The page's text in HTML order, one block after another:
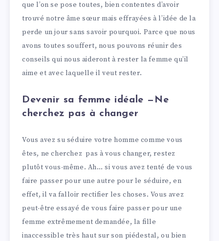
que l’on se pose toutes, bien contentes d’avoir
trouvé notre âme sœur mais effrayées à l’idée de la
perde un jour sans savoir pourquoi. Parce que nous
avons toutes souffert, nous pouvons réunir des
conseils qui nous aideront à rester la femme qu’il
aime et avec laquelle il veut rester.
Devenir sa femme idéale —Ne
cherchez pas à changer
Vous avez su séduire votre homme comme vous
êtes, ne cherchez pas à vous changer, restez
plutôt vous-même. Ah… si vous avez tenté de vous
faire passer pour une autre pour le séduire, en
effet, il va falloir rectifier les choses. Vous avez
peut-être essayé de vous faire passer pour une
femme extrêmement demandée, la fille
inaccessible très haut sur son piédestal, ou bien